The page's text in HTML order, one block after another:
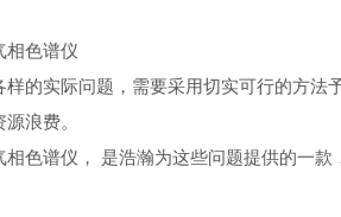
相色谱仪
的实际问题，需要采用切实可行的方
浪费。
相色谱仪， 是浩瀚为这些问题提供的一